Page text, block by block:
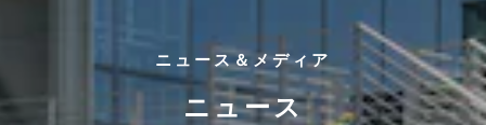
ニュース＆メディア
ニュース